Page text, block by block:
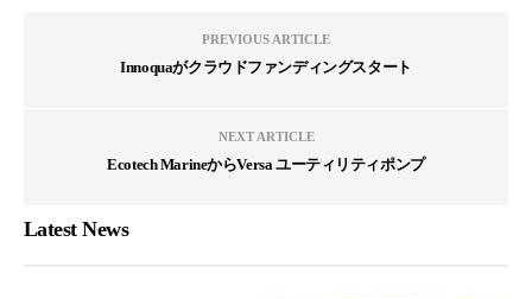
PREVIOUS ARTICLE
Innoquaがクラウドファンディングスタート
NEXT ARTICLE
Ecotech MarineからVersa ユーティリティポンプ
Latest News